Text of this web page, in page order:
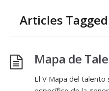
Articles
Mapa de
El V Mapa del